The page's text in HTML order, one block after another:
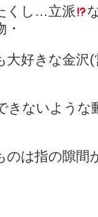
くし…立派
大好きな金
きないような
のは指の隙間